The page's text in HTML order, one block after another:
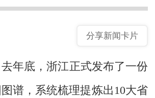
分享新闻卡片
去年底，浙江正式发布了一份
谱，系统梳理提炼出10大省